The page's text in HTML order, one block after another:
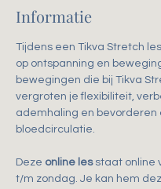
Informatie
Tijdens een Tikva Stretch
op ontspanning en
bewegingen die bij Tikva
vergroten je flexibiliteit,
ademhaling en bevorderen
bloedcirculatie.
Deze online les staat online
t/m zondag. Je kan hem